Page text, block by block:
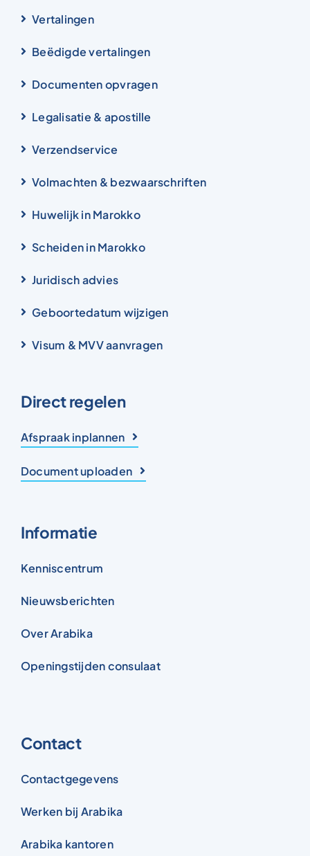
Vertalingen
Beëdigde vertalingen
Documenten opvragen
Legalisatie & apostille
Verzendservice
Volmachten & bezwaarschriften
Huwelijk in Marokko
Scheiden in Marokko
Juridisch advies
Geboortedatum wijzigen
Visum & MVV aanvragen
Direct regelen
Afspraak inplannen
Document uploaden
Informatie
Kenniscentrum
Nieuwsberichten
Over Arabika
Openingstijden consulaat
Contact
Contactgegevens
Werken bij Arabika
Arabika kantoren